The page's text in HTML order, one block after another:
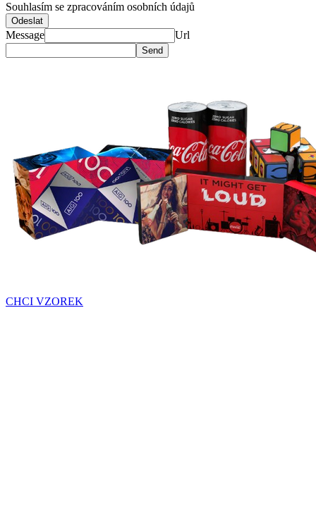
Souhlasím se zpracováním osobních údajů
Odeslat
Message Url
CHCI VZOREK